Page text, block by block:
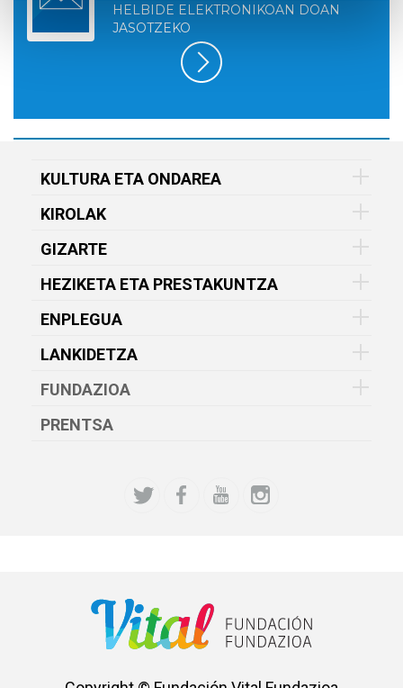
HELBIDE ELEKTRONIKOAN DOAN
JASOTZEKO
KULTURA ETA ONDAREA
KIROLAK
GIZARTE
HEZIKETA ETA PRESTAKUNTZA
ENPLEGUA
LANKIDETZA
FUNDAZIOA
PRENTSA